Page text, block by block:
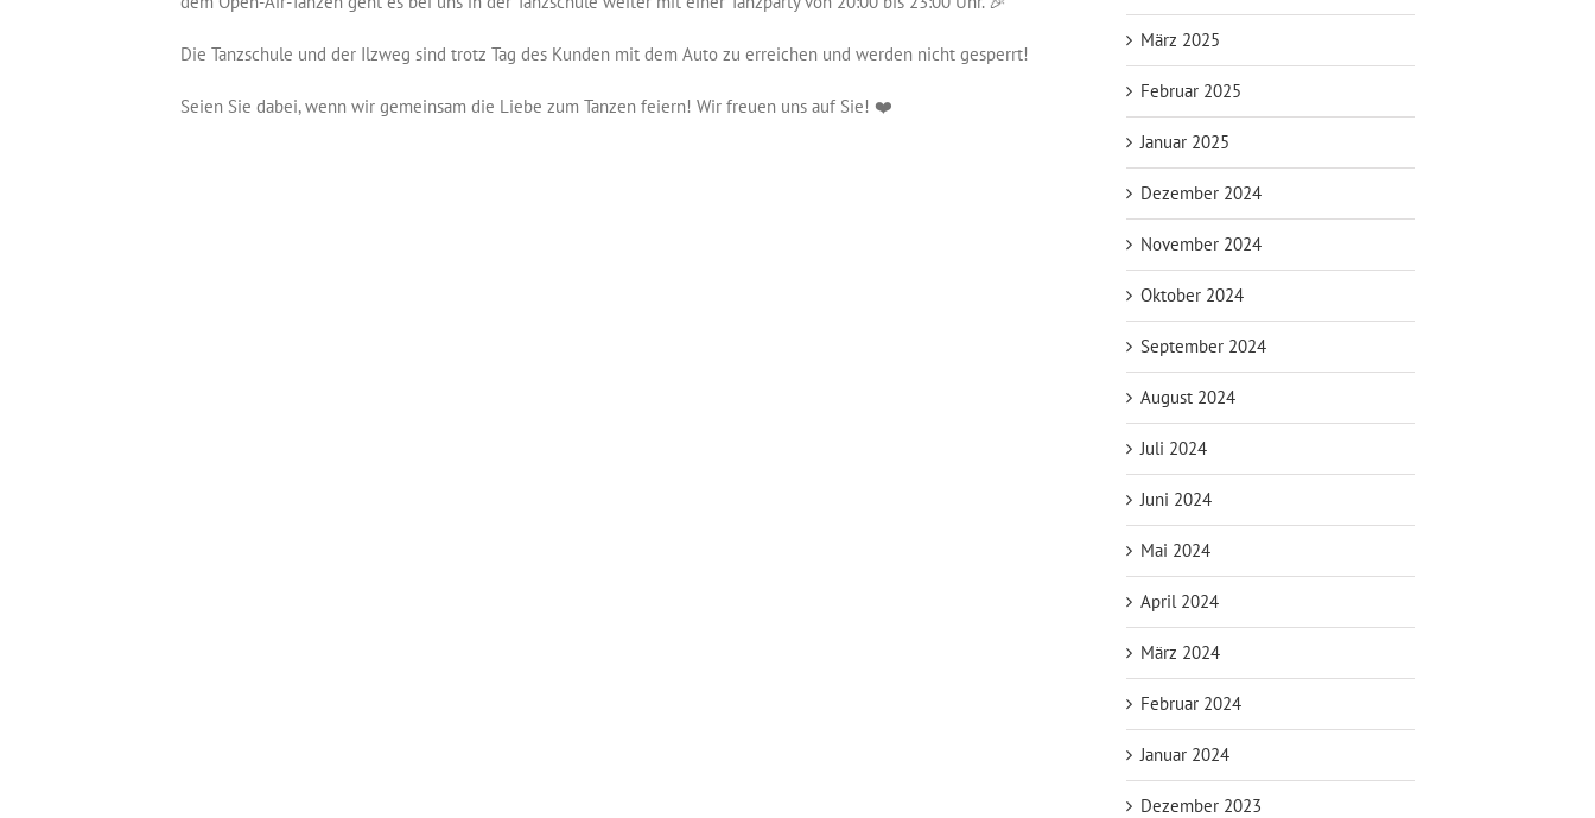
Die Tanzschule und der Ilzweg sind trotz Tag des Kunden mit dem Auto zu erreichen und werden nicht gesperrt!
Seien Sie dabei, wenn wir gemeinsam die Liebe zum Tanzen feiern! Wir freuen uns auf Sie! ❤️
März 2025
Februar 2025
Januar 2025
Dezember 2024
November 2024
Oktober 2024
September 2024
August 2024
Juli 2024
Juni 2024
Mai 2024
April 2024
März 2024
Februar 2024
Januar 2024
Dezember 2023